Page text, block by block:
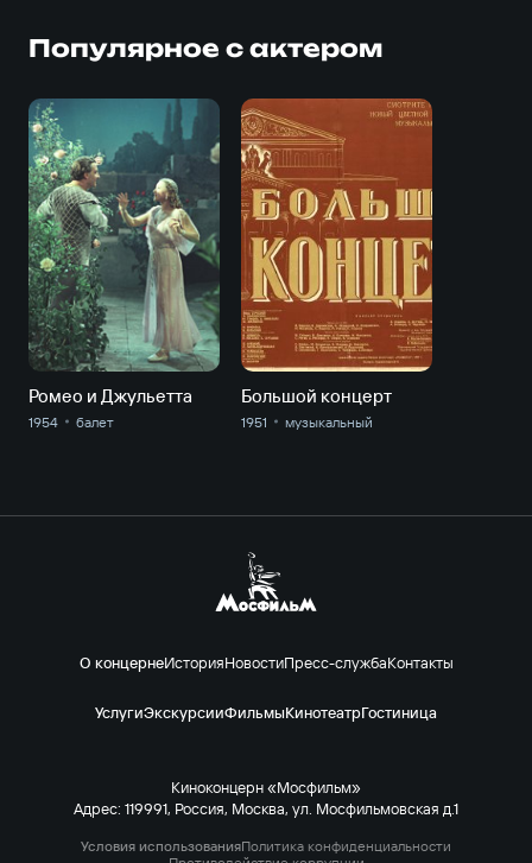
Популярное с актером
Ромео и Джульетта
1954 балет
Большой концерт
1951 музыкальный
О концернеИсторияНовостиПресс-службаКонтакты
УслугиЭкскурсииФильмыКинотеатрГостиница
Киноконцерн «Мосфильм»
Адрес: 119991, Россия, Москва, ул. Мосфильмовская д.1
Условия использованияПолитика конфиденциальности